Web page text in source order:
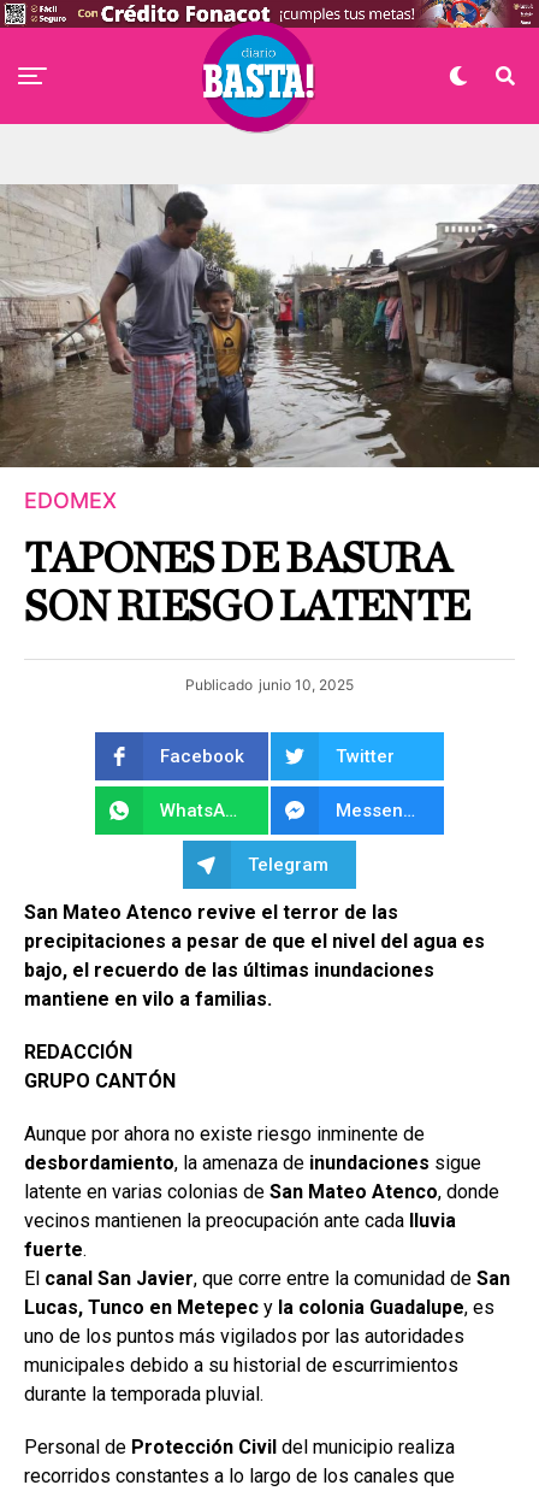
EDOMEX
TAPONES DE BASURA
SON RIESGO LATENTE
Publicado junio 10, 2025
Facebook Twitter
WhatsApp Messenger
Telegram
San Mateo Atenco revive el terror de las
precipitaciones a pesar de que el nivel del agua es
bajo, el recuerdo de las últimas inundaciones
mantiene en vilo a familias.
REDACCIÓN
GRUPO CANTÓN
Aunque por ahora no existe riesgo inminente de
desbordamiento, la amenaza de inundaciones sigue
latente en varias colonias de San Mateo Atenco, donde
vecinos mantienen la preocupación ante cada lluvia
fuerte.
El canal San Javier, que corre entre la comunidad de San
Lucas, Tunco en Metepec y la colonia Guadalupe, es
uno de los puntos más vigilados por las autoridades
municipales debido a su historial de escurrimientos
durante la temporada pluvial.
Personal de Protección Civil del municipio realiza
recorridos constantes a lo largo de los canales que